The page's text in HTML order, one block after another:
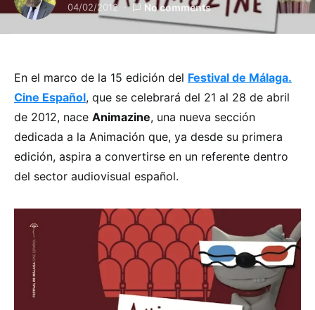
04/02/2012 No comments
En el marco de la 15 edición del Festival de Málaga.
Cine Español, que se celebrará del 21 al 28 de abril
de 2012, nace Animazine, una nueva sección
dedicada a la Animación que, ya desde su primera
edición, aspira a convertirse en un referente dentro
del sector audiovisual español.